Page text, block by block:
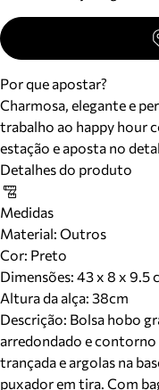
Por que apostar?
Charmosa, elegante e
trabalho ao happy hour
estação e aposta no
Detalhes do produto
Medidas
Material: Outros
Cor: Preto
Dimensões: 43 x 8 x 9.5
Altura da alça: 38cm
Descrição: Bolsa hobo
arredondado e contorno
trançada e argolas na
puxador em tira. Com